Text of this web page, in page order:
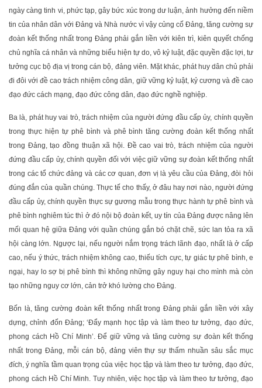
ngày càng tinh vi, phức tạp, gây bức xúc trong dư luận, ảnh hưởng đến niềm
tin của nhân dân với Đảng và Nhà nước vì vậy củng cố Đảng, tăng cường sự
đoàn kết thống nhất trong Đảng phải gắn liền với kiên trì, kiên quyết chống
chủ nghĩa cá nhân và những biểu hiện tự do, vô kỷ luật, đặc quyền đặc lợi, tư
tưởng cục bộ địa vị trong cán bộ, đảng viên. Mặt khác, phát huy dân chủ phải
đi đôi với đề cao trách nhiệm công dân, giữ vững kỷ luật, kỷ cương và đề cao
đạo đức cách mạng, đạo đức công dân, đạo đức nghề nghiệp.
Ba là, phát huy vai trò, trách nhiệm của người đứng đầu cấp ủy, chính quyền
trong thực hiện tự phê bình và phê bình tăng cường đoàn kết thống nhất
trong Đảng, tạo đồng thuận xã hội. Đề cao vai trò, trách nhiệm của người
đứng đầu cấp ủy, chính quyền đối với việc giữ vững sự đoàn kết thống nhất
trong các tổ chức đảng và các cơ quan, đơn vị là yêu cầu của Đảng, đòi hỏi
đúng đắn của quần chúng. Thực tế cho thấy, ở đâu hay nơi nào, người đứng
đầu cấp ủy, chính quyền thực sự gương mẫu trong thực hành tự phê bình và
phê bình nghiêm túc thì ở đó nội bộ đoàn kết, uy tín của Đảng được nâng lên
mối quan hệ giữa Đảng với quần chúng gắn bó chặt chẽ, sức lan tỏa ra xã
hội càng lớn. Ngược lại, nếu người nắm trọng trách lãnh đạo, nhất là ở cấp
cao, nếu ý thức, trách nhiệm không cao, thiếu tích cực, tự giác tự phê bình, e
ngại, hay lo sợ bị phê bình thì không những gây nguy hại cho mình mà còn
tạo những nguy cơ lớn, cản trở khó lường cho Đảng.
Bốn là, tăng cường đoàn kết thống nhất trong Đảng phải gắn liền với xây
dựng, chỉnh đốn Đảng; ‘Đẩy mạnh học tập và làm theo tư tưởng, đạo đức,
phong cách Hồ Chí Minh’. Để giữ vững và tăng cường sự đoàn kết thống
nhất trong Đảng, mỗi cán bộ, đảng viên thự sự thấm nhuần sâu sắc mục
đích, ý nghĩa tầm quan trọng của việc học tập và làm theo tư tưởng, đạo đức,
phong cách Hồ Chí Minh. Tuy nhiên, việc học tập và làm theo tư tưởng, đạo